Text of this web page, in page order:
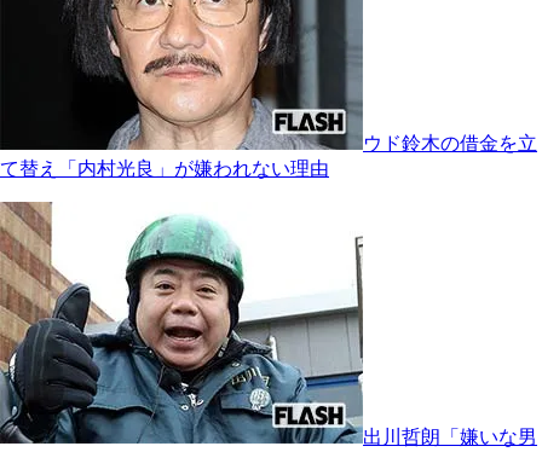
ウド鈴木の借金を立
て替え「内村光良」が嫌われない理由
出川哲朗「嫌いな男